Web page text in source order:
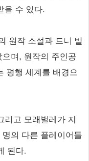
을 수 있다.
원작 소설과 드니 빌
며, 원작의 주인공
평행 세계를 배경으
리고 모래벌레가 지
의 다른 플레이어들
된다.